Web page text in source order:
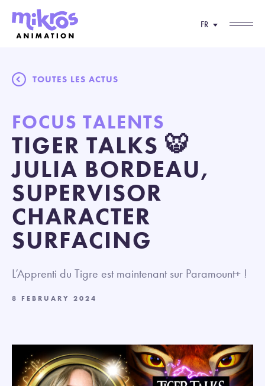
FR
TOUTES LES ACTUS
FOCUS TALENTS
TIGER TALKS 🐯
JULIA BORDEAU,
SUPERVISOR
CHARACTER
SURFACING
L’Apprenti du Tigre est maintenant sur Paramount+ !
8 FEBRUARY 2024